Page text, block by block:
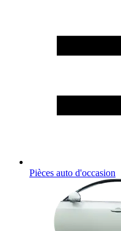
Pièces auto d'occasion